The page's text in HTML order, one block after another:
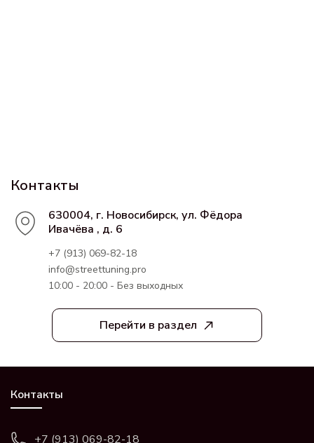
Перейти в раздел
Контакты
630004, г. Новосибирск, ул. Фёдора
Ивачёва , д. 6
+7 (913) 069-82-18
info@streettuning.pro
10:00 - 20:00 - Без выходных
Контакты
+7 (913) 069-82-18